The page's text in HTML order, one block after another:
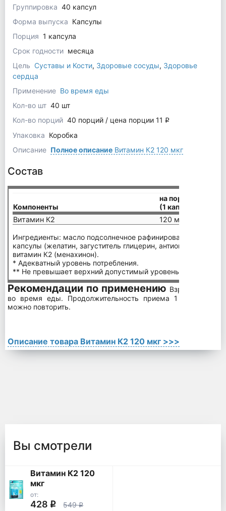
Группировка 40 капсул
Форма выпуска Капсулы
Порция 1 капсула
Срок годности месяца
Цель Суставы и Кости, Здоровые сосуды, Здоровье
сердца
Применение Во время еды
Кол-во шт 40 шт
Кол-во порций 40 порций / цена порции 11 q
Упаковка Коробка
Описание Полное описаниеВитамин К2 120 мкг
Состав
Компоненты
на порцию
(1 капсула)
Витамин К2
120 мкг
Ингредиенты: масло подсолнечное рафинированное
капсулы (желатин, загуститель глицерин, антиокислитель
витамин К2 (менахинон).
* Адекватный уровень потребления.
** Не превышает верхний допустимый уровень
Рекомендации по применению Взрослым по 1
во время еды. Продолжительность приема 1 месяц. При
можно повторить.
Описание товара Витамин К2 120 мкг >>>
Вы смотрели
Витамин К2 120
мкг
от:
428 q 549q